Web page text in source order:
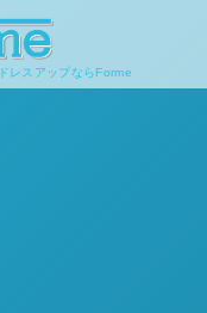
レスアップならForme